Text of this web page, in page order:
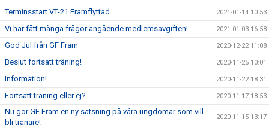
Terminsstart VT-21 Framflyttad 2021-01-14 10:53
Vi har fått många frågor angående medlemsavgiften! 2021-01-03 16:58
God Jul från GF Fram 2020-12-22 11:08
Beslut fortsatt träning! 2020-11-25 10:01
Information! 2020-11-22 18:31
Fortsatt träning eller ej? 2020-11-17 18:53
Nu gör GF Fram en ny satsning på våra ungdomar som vill
bli tränare!
2020-11-15 13:17